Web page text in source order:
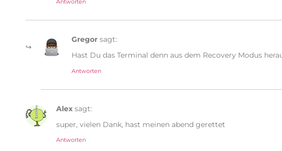
Gregor sagt:
Hast Du das Terminal denn aus dem Recovery Modus
Antworten
Alex sagt:
super, vielen Dank, hast meinen abend gerettet
Antworten